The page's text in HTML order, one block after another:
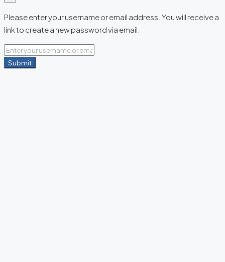
Please enter your username or email address. You will receive a
link to create a new password via email.
Submit